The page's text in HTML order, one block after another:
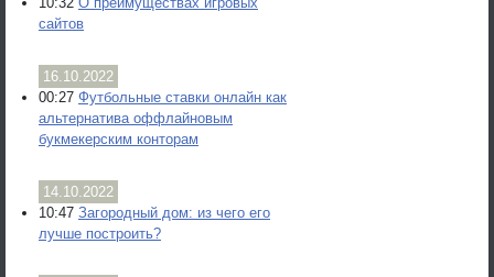
сайтов
16.10.2022
00:27 Футбольные ставки онлайн как
альтернатива оффлайновым
букмекерским конторам
14.10.2022
10:47 Загородный дом: из чего его
лучше построить?